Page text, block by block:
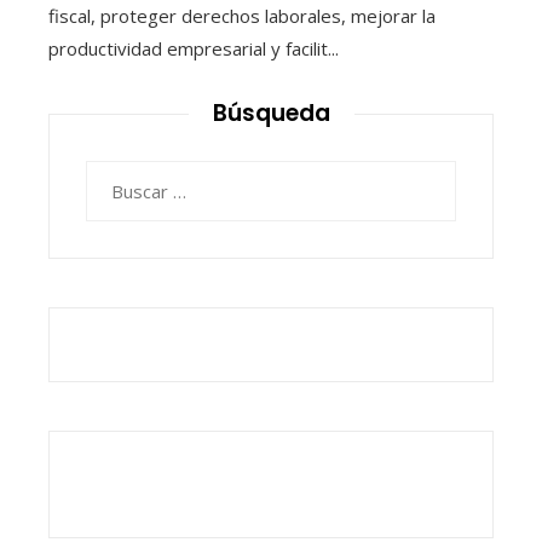
fiscal, proteger derechos laborales, mejorar la
productividad empresarial y facilit...
Búsqueda